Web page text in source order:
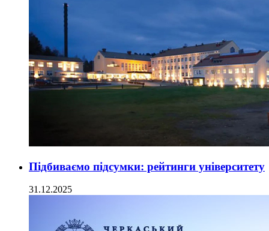
Підбиваємо підсумки: рейтинги університету
31.12.2025